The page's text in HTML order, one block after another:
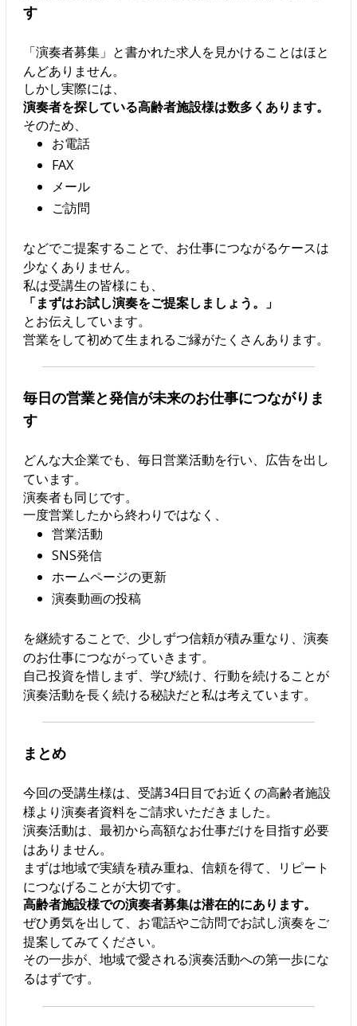
す
「演奏者募集」と書かれた求人を見かけることはほと
んどありません。
しかし実際には、
演奏者を探している高齢者施設様は数多くあります。
そのため、
お電話
FAX
メール
ご訪問
などでご提案することで、お仕事につながるケースは
少なくありません。
私は受講生の皆様にも、
「まずはお試し演奏をご提案しましょう。」
とお伝えしています。
営業をして初めて生まれるご縁がたくさんあります。
毎日の営業と発信が未来のお仕事につながりま
す
どんな大企業でも、毎日営業活動を行い、広告を出し
ています。
演奏者も同じです。
一度営業したから終わりではなく、
営業活動
SNS発信
ホームページの更新
演奏動画の投稿
を継続することで、少しずつ信頼が積み重なり、演奏
のお仕事につながっていきます。
自己投資を惜しまず、学び続け、行動を続けることが
演奏活動を長く続ける秘訣だと私は考えています。
まとめ
今回の受講生様は、受講34日目でお近くの高齢者施設
様より演奏者資料をご請求いただきました。
演奏活動は、最初から高額なお仕事だけを目指す必要
はありません。
まずは地域で実績を積み重ね、信頼を得て、リピート
につなげることが大切です。
高齢者施設様での演奏者募集は潜在的にあります。
ぜひ勇気を出して、お電話やご訪問でお試し演奏をご
提案してみてください。
その一歩が、地域で愛される演奏活動への第一歩にな
るはずです。